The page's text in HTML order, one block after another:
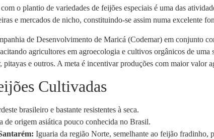
o plantio de variedades de feijões especiais é uma das
e mercados de nicho, constituindo-se assim numa excelente
de Desenvolvimento de Maricá (Codemar) em conjunto
agricultores em agroecologia e cultivos orgânicos de
pitayas e outros. A meta é incentivar produções com maior valor
Cultivadas
brasileiro e bastante resistentes à seca.
de origem asiática pouco conhecida no Brasil.
Iguaria da região Norte, semelhante ao feijão fradinho,